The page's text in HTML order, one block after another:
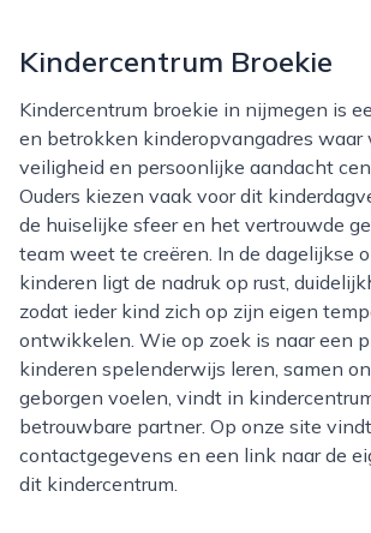
Kindercentrum Broekie
Kindercentrum broekie in nijmegen is een kleinschalig
en betrokken kinderopvangadres waar
veiligheid en persoonlijke aandacht
Ouders kiezen vaak voor dit
de huiselijke sfeer en het vertrouwde
team weet te creëren. In de dagelijkse
kinderen ligt de nadruk op rust,
zodat ieder kind zich op zijn eigen
ontwikkelen. Wie op zoek is naar een
kinderen spelenderwijs leren, samen
geborgen voelen, vindt in
betrouwbare partner. Op onze site
contactgegevens en een link naar de
dit kindercentrum.